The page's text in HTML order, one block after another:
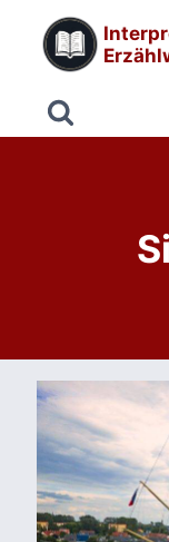
Inhalt
springen